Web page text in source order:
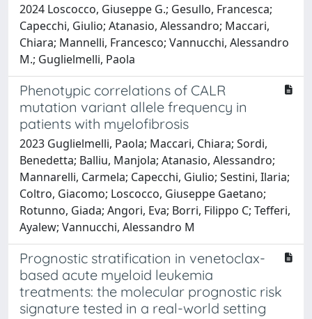
2024 Loscocco, Giuseppe G.; Gesullo, Francesca;
Capecchi, Giulio; Atanasio, Alessandro; Maccari,
Chiara; Mannelli, Francesco; Vannucchi, Alessandro
M.; Guglielmelli, Paola
Phenotypic correlations of CALR
mutation variant allele frequency in
patients with myelofibrosis
2023 Guglielmelli, Paola; Maccari, Chiara; Sordi,
Benedetta; Balliu, Manjola; Atanasio, Alessandro;
Mannarelli, Carmela; Capecchi, Giulio; Sestini, Ilaria;
Coltro, Giacomo; Loscocco, Giuseppe Gaetano;
Rotunno, Giada; Angori, Eva; Borri, Filippo C; Tefferi,
Ayalew; Vannucchi, Alessandro M
Prognostic stratification in venetoclax-
based acute myeloid leukemia
treatments: the molecular prognostic risk
signature tested in a real-world setting